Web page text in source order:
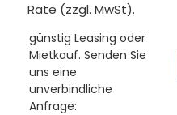
Rate (zzgl. MwSt).
günstig Leasing oder
Mietkauf. Senden Sie
uns eine
unverbindliche
Anfrage: